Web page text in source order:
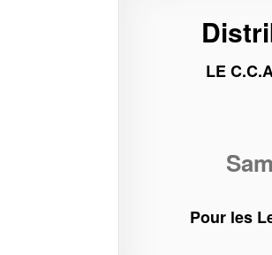
LE
Pour les